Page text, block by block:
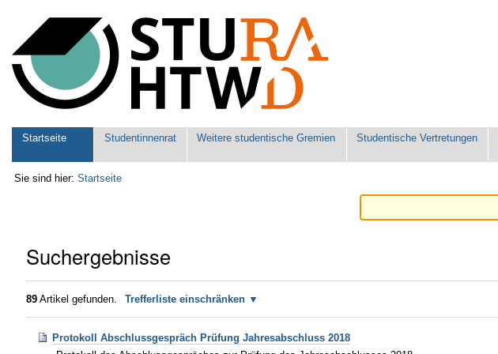
Werkzeuge
Sektionen
Startseite Studentinnenrat Weitere studentische Gremien Studentische Vertretungen
Sie sind hier: Startseite
Suchergebnisse
89 Artikel gefunden. Trefferliste einschränken
Protokoll Abschlussgespräch Prüfung Jahresabschluss 2018